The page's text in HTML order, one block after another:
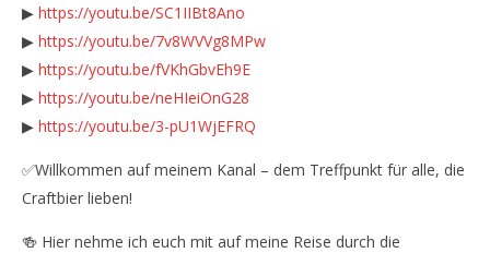
▶ https://youtu.be/SC1IIBt8Ano
▶ https://youtu.be/7v8WVVg8MPw
▶ https://youtu.be/fVKhGbvEh9E
▶ https://youtu.be/neHIeiOnG28
▶ https://youtu.be/3-pU1WjEFRQ
✅Willkommen auf meinem Kanal – dem Treffpunkt für alle, die
Craftbier lieben!
🍻 Hier nehme ich euch mit auf meine Reise durch die